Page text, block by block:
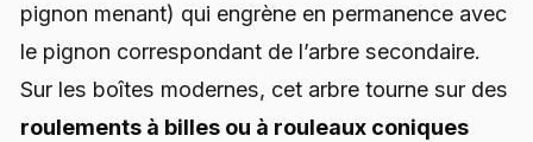
pignon menant) qui engrène en permanence avec
le pignon correspondant de l’arbre secondaire.
Sur les boîtes modernes, cet arbre tourne sur des
roulements à billes ou à rouleaux coniques